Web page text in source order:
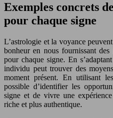
Exemples concrets
pour chaque signe
L’astrologie et la voyance
bonheur en nous fournissant
pour chaque signe. En
individu peut trouver des
moment présent. En utilisant
possible d’identifier les
signe et de vivre une
riche et plus authentique.